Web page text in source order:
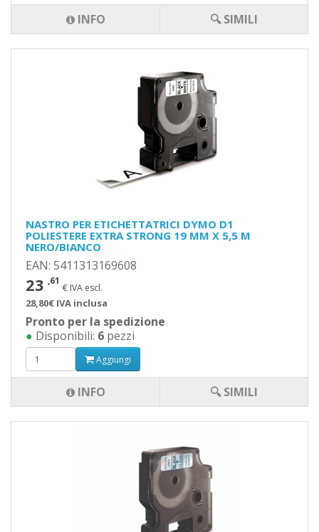
INFO 🔍 SIMILI
NASTRO PER ETICHETTATRICI DYMO D1
POLIESTERE EXTRA STRONG 19 MM X 5,5 M
NERO/BIANCO
EAN: 5411313169608
23 ,61
€ IVA escl.
28,80€ IVA inclusa
Pronto per la spedizione
● Disponibili: 6 pezzi
Aggiungi
INFO 🔍 SIMILI